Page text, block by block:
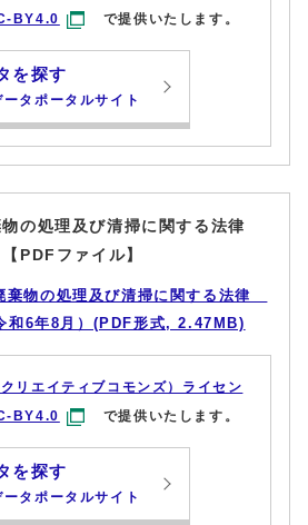
BY4.0 で提供いたします。
を探す
タポータルサイト
物の処理及び清掃に関する法律
PDFファイル】
棄物の処理及び清掃に関する法律
和6年8月）(PDF形式, 2.47MB)
リエイティブコモンズ）ライセン
BY4.0 で提供いたします。
を探す
タポータルサイト